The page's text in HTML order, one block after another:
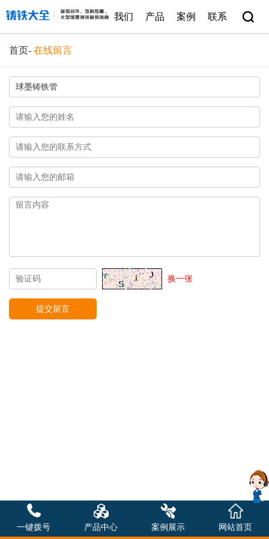
我们 产品 案例 联系
首页- 在线留言
换一张
一键拨号 产品中心 案例展示 网站首页